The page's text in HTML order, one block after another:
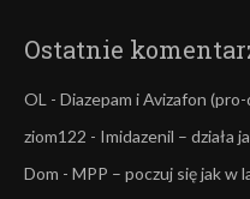
Ostatnie
OL - Diazepam i Avizafon
ziom122 - Imidazenil – działa
Dom - MPP – poczuj się jak w